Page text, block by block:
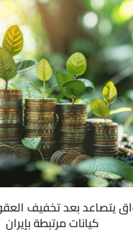
يتصاعد بعد تخفيف
كيانات مرتبطة بإيران